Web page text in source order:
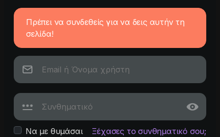
Πρέπει να συνδεθείς για να δεις αυτήν τη
σελίδα!
Να με θυμάσαι Ξέχασες το συνθηματικό σου;